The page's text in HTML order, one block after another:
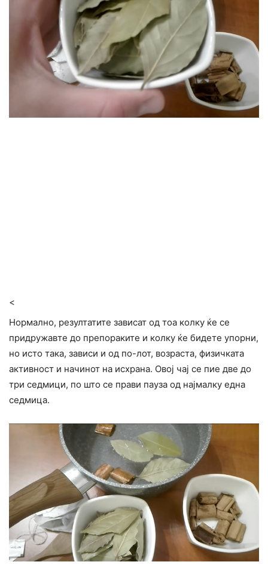
<
Нормално, резултатите зависат од тоа колку ќе се
придружавте до препораките и колку ќе бидете упорни,
но исто така, зависи и од по-лот, возраста, физичката
активност и начинот на исхрана. Овој чај се пие две до
три седмици, по што се прави пауза од најмалку една
седмица.